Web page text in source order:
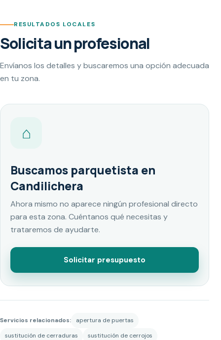
RESULTADOS LOCALES
Solicita un profesional
Envíanos los detalles y buscaremos una opción adecuada
en tu zona.
⌂
Buscamos parquetista en
Candilichera
Ahora mismo no aparece ningún profesional directo
para esta zona. Cuéntanos qué necesitas y
trataremos de ayudarte.
Solicitar presupuesto
Servicios relacionados:
apertura de puertas
sustitución de cerraduras
sustitución de cerrojos